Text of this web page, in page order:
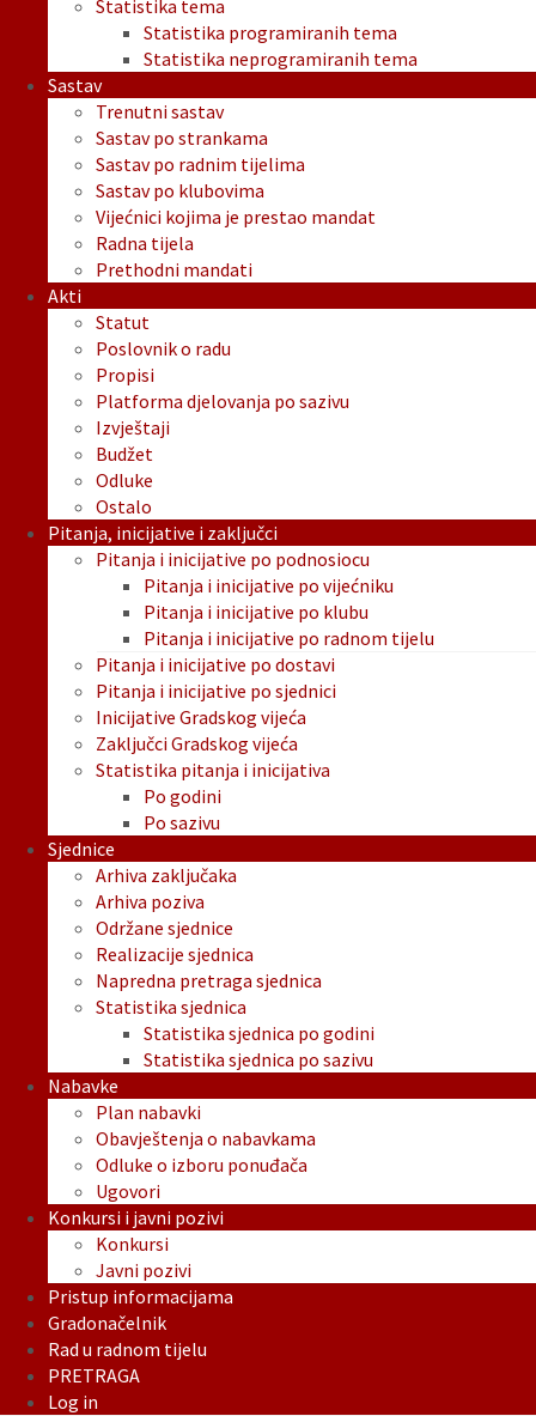
Statistika tema
Statistika programiranih tema
Statistika neprogramiranih tema
Sastav
Trenutni sastav
Sastav po strankama
Sastav po radnim tijelima
Sastav po klubovima
Vijećnici kojima je prestao mandat
Radna tijela
Prethodni mandati
Akti
Statut
Poslovnik o radu
Propisi
Platforma djelovanja po sazivu
Izvještaji
Budžet
Odluke
Ostalo
Pitanja, inicijative i zaključci
Pitanja i inicijative po podnosiocu
Pitanja i inicijative po vijećniku
Pitanja i inicijative po klubu
Pitanja i inicijative po radnom tijelu
Pitanja i inicijative po dostavi
Pitanja i inicijative po sjednici
Inicijative Gradskog vijeća
Zaključci Gradskog vijeća
Statistika pitanja i inicijativa
Po godini
Po sazivu
Sjednice
Arhiva zaključaka
Arhiva poziva
Održane sjednice
Realizacije sjednica
Napredna pretraga sjednica
Statistika sjednica
Statistika sjednica po godini
Statistika sjednica po sazivu
Nabavke
Plan nabavki
Obavještenja o nabavkama
Odluke o izboru ponuđača
Ugovori
Konkursi i javni pozivi
Konkursi
Javni pozivi
Pristup informacijama
Gradonačelnik
Rad u radnom tijelu
PRETRAGA
Log in